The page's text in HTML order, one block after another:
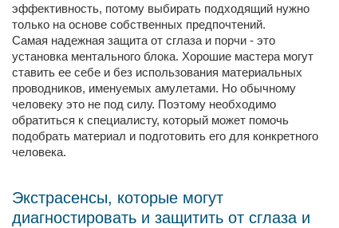
эффективность, потому выбирать подходящий нужно
только на основе собственных предпочтений.
Самая надежная защита от сглаза и порчи - это
установка ментального блока. Хорошие мастера могут
ставить ее себе и без использования материальных
проводников, именуемых амулетами. Но обычному
человеку это не под силу. Поэтому необходимо
обратиться к специалисту, который может помочь
подобрать материал и подготовить его для конкретного
человека.
Экстрасенсы, которые могут
диагностировать и защитить от сглаза и